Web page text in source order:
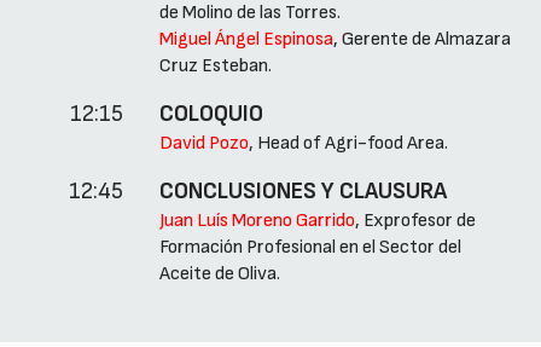
de Molino de las Torres.
Miguel Ángel Espinosa, Gerente de Almazara
Cruz Esteban.
12:15 COLOQUIO
David Pozo, Head of Agri-food Area.
12:45 CONCLUSIONES Y CLAUSURA
Juan Luís Moreno Garrido, Exprofesor de
Formación Profesional en el Sector del
Aceite de Oliva.